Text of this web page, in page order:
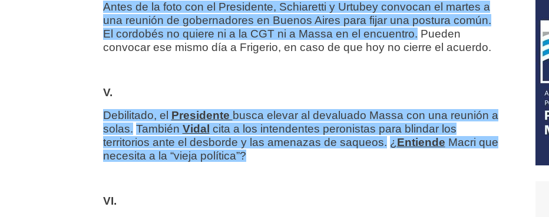
Antes de la foto con el Presidente, Schiaretti y Urtubey convocan el martes a
una reunión de gobernadores en Buenos Aires para fijar una postura común.
El cordobés no quiere ni a la CGT ni a Massa en el encuentro. Pueden
convocar ese mismo día a Frigerio, en caso de que hoy no cierre el acuerdo.
V.
Debilitado, el Presidente busca elevar al devaluado Massa con una reunión a
solas. También Vidal cita a los intendentes peronistas para blindar los
territorios ante el desborde y las amenazas de saqueos. ¿ Entiende Macri que
necesita a la “vieja política”?
VI.